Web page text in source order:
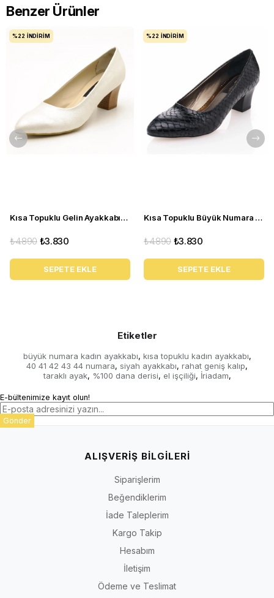
Benzer Ürünler
Kısa Topuklu Gelin Ayakkabısı Büyük Numara 1023 Sedef - 1023 51012 SE-SEDEF
₺3.830
₺4.890
SEPETE EKLE
%22 İNDIRIM
Kısa Topuklu Büyük Numara Kadın Stiletto Abiye Ayakkabı 1023 Siyah - 1023 51012 siy-SİYAH
₺3.830
₺4.890
SEPETE EKLE
%22 İNDIRIM
Etiketler
büyük numara kadın ayakkabı, kısa topuklu kadın ayakkabı,
40 41 42 43 44 numara, siyah ayakkabı, rahat geniş kalıp,
taraklı ayak, %100 dana derisi, el işçiliği, İriadam,
E-bültenimize kayıt olun!
Gönder
ALIŞVERİŞ BİLGİLERİ
Siparişlerim
Beğendiklerim
İade Taleplerim
Kargo Takip
Hesabım
İletişim
Ödeme ve Teslimat